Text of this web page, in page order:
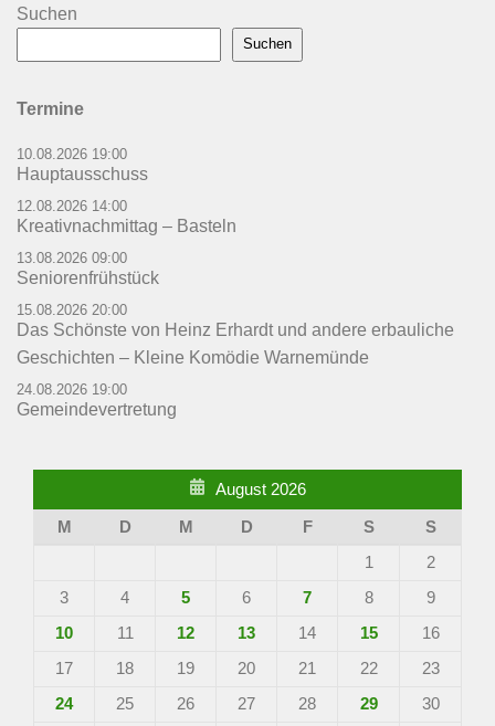
Suchen
Suchen
Termine
10.08.2026 19:00
Hauptausschuss
12.08.2026 14:00
Kreativnachmittag – Basteln
13.08.2026 09:00
Seniorenfrühstück
15.08.2026 20:00
Das Schönste von Heinz Erhardt und andere erbauliche
Geschichten – Kleine Komödie Warnemünde
24.08.2026 19:00
Gemeindevertretung
August 2026
M D M D F S
S
1
2
3
4 5 6 7 8
9
10
11 12 13 14 15
16
17
18 19 20 21 22
23
24
25 26 27 28 29
30